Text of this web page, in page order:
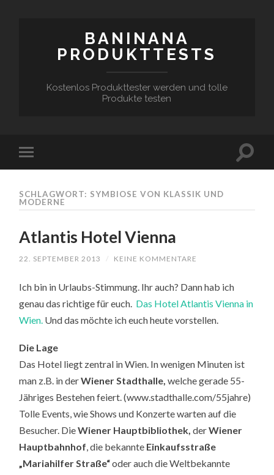
BANINANA
PRODUKTTESTS
Kostenlos Produkttester werden und tolle
Produkte testen
SCHLAGWORT: SYMBIOSE VON KLASSIK UND
MODERNE
Atlantis Hotel Vienna
22. SEPTEMBER 2013 / KEINE KOMMENTARE
Ich bin in Urlaubs-Stimmung. Ihr auch? Dann hab ich
genau das richtige für euch. Das Hotel Atlantis Vienna in
Wien. Und das möchte ich euch heute vorstellen.
Die Lage
Das Hotel liegt zentral in Wien. In wenigen Minuten ist
man z.B. in derWiener Stadthalle, welche gerade 55-
Jähriges Bestehen feiert. (www.stadthalle.com/55jahre)
Tolle Events, wie Shows und Konzerte warten auf die
Besucher. DieWiener Hauptbibliothek, derWiener
Hauptbahnhof, die bekannte Einkaufsstraße
„Mariahilfer Straße“oder auch die Weltbekannte